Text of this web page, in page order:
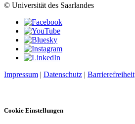
© Universität des Saarlandes
Impressum | Datenschutz | Barrierefreiheit
Cookie Einstellungen